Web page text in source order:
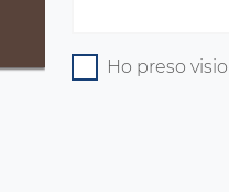
Ho preso